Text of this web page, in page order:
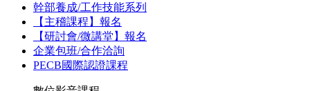
幹部養成/工作技能系列
【主稽課程】報名
【研討會/微講堂】報名
企業包班/合作洽詢
PECB國際認證課程